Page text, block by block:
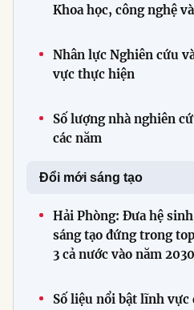
Khoa học, công nghệ
Nhân lực Nghiên cứu
vực thực hiện
Số lượng nhà nghiên
các năm
Đổi mới sáng tạo
Hải Phòng: Đưa hệ
sáng tạo đứng trong
3 cả nước vào năm 2030
Số liệu nổi bật lĩnh vực